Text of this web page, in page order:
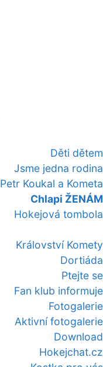
Děti dětem
Jsme jedna rodina
Petr Koukal a Kometa
Chlapi ŽENÁM
Hokejová tombola
Království Komety
Dortiáda
Ptejte se
Fan klub informuje
Fotogalerie
Aktivní fotogalerie
Download
Hokejchat.cz